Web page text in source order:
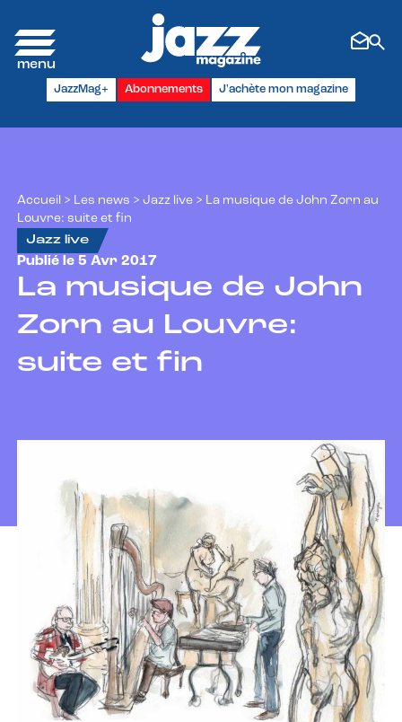
JazzMag+ Abonnements J'achète mon magazine
Accueil > Les news > Jazz live > La musique de John Zorn au
Louvre: suite et fin
Jazz live
Publié le 5 Avr 2017
La musique de John
Zorn au Louvre:
suite et fin